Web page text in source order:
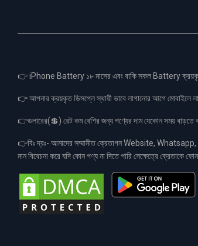
👉 iPhone Battery ১৮ মাসের এবং বাকি সকল Battery
👉 আপনার ক্রয়কৃত ডিসপ্লে স্থায়ী ভাবে লাগানোর আগে মোবাইলে
👉ডলারের(💲) রেট কম বেশির জন্য পণ্যের দাম যেকোন সময় বাড়তে
👉বিঃ দ্রঃ- আমাদের সম্মানীত ক্রেতাগন Website,
মান বিবেচনা করে যদি কোন পণ্য না দিতে পারি সেক্ষেত্রে